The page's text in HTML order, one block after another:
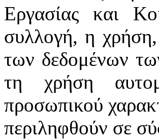
Εργασίας και
συλλογή, η
των δεδομένων
τη χρήση
προσωπικού
περιληφθούν σε